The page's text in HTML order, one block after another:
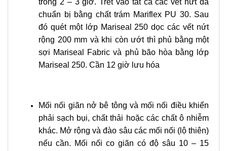
trong 2 – 3 giờ. Trét vào tất cả các vết nứt đã
chuẩn bị bằng chất trám Mariflex PU 30. Sau
đó quét một lớp Mariseal 250 dọc các vết nứt
rộng 200 mm và khi còn ướt thì phủ bằng một
sợi Mariseal Fabric và phủ bão hòa bằng lớp
Mariseal 250. Cần 12 giờ lưu hóa
Mối nối giãn nở bê tông và mối nối điều khiển
phải sạch bụi, chất thải hoặc các chất ô nhiễm
khác. Mở rộng và đào sâu các mối nối (lộ thiên)
nếu cần. Mối nối co giãn có độ sâu 10 – 15